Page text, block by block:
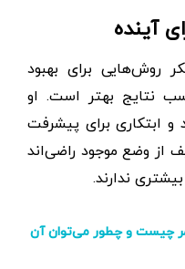
روش‌هایی برای بهبود
نتایج بهتر است. او
و ابتکاری برای پیشرفت
از وضع موجود راضی‌اند
ندارند.
چیست و چطور می‌توان آن